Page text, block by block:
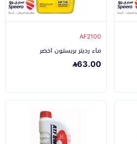
AF2100
ماء رديتر بريستون اخضر
63.00